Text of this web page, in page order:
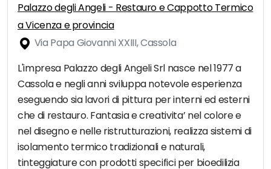
Palazzo degli Angeli - Restauro e Cappotto Termico
a Vicenza e provincia
Via Papa Giovanni XXIII, Cassola
L'impresa Palazzo degli Angeli Srl nasce nel 1977 a
Cassola e negli anni sviluppa notevole esperienza
eseguendo sia lavori di pittura per interni ed esterni
che di restauro. Fantasia e creativita’ nel colore e
nel disegno e nelle ristrutturazioni, realizza sistemi di
isolamento termico tradizionali e naturali,
tinteggiature con prodotti specifici per bioedilizia